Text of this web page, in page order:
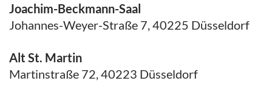
Joachim-Beckmann-Saal
Johannes-Weyer-Straße 7, 40225 Düsseldorf
Alt St. Martin
Martinstraße 72, 40223 Düsseldorf